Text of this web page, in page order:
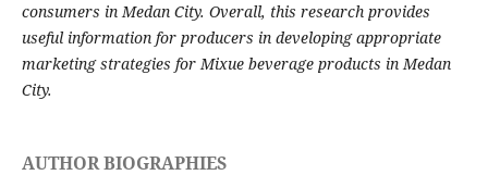
consumers in Medan City. Overall, this research provides
useful information for producers in developing appropriate
marketing strategies for Mixue beverage products in Medan
City.
AUTHOR BIOGRAPHIES